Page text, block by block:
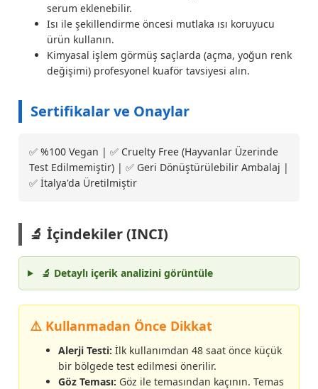
serum eklenebilir.
Isı ile şekillendirme öncesi mutlaka ısı koruyucu
ürün kullanın.
Kimyasal işlem görmüş saçlarda (açma, yoğun renk
değişimi) profesyonel kuaför tavsiyesi alın.
Sertifikalar ve Onaylar
✅ %100 Vegan | ✅ Cruelty Free (Hayvanlar Üzerinde
Test Edilmemiştir) | ✅ Geri Dönüştürülebilir Ambalaj |
✅ İtalya'da Üretilmiştir
🔬 İçindekiler (INCI)
🔬 Detaylı içerik analizini görüntüle
⚠️ Kullanmadan Önce Dikkat
Alerji Testi: İlk kullanımdan 48 saat önce küçük
bir bölgede test edilmesi önerilir.
Göz Teması: Göz ile temasından kaçının. Temas